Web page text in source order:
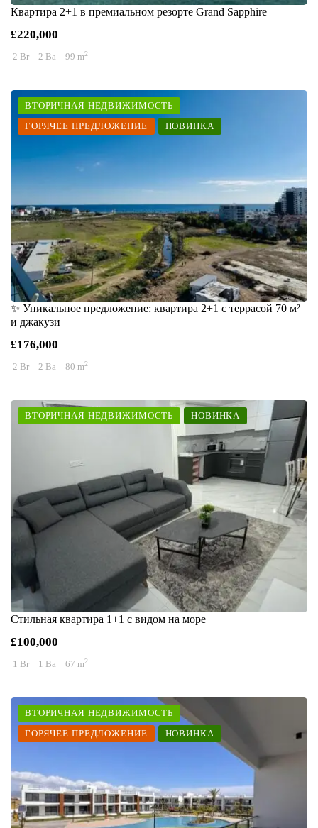
Квартира 2+1 в премиальном резорте Grand Sapphire
£220,000
2 Br 2 Ba 99 m2
ВТОРИЧНАЯ НЕДВИЖИМОСТЬ
ГОРЯЧЕЕ ПРЕДЛОЖЕНИЕ
НОВИНКА
✨ Уникальное предложение: квартира 2+1 с террасой 70 м²
и джакузи
£176,000
2 Br 2 Ba 80 m2
ВТОРИЧНАЯ НЕДВИЖИМОСТЬ НОВИНКА
Стильная квартира 1+1 с видом на море
£100,000
1 Br 1 Ba 67 m2
ВТОРИЧНАЯ НЕДВИЖИМОСТЬ
ГОРЯЧЕЕ ПРЕДЛОЖЕНИЕ
НОВИНКА